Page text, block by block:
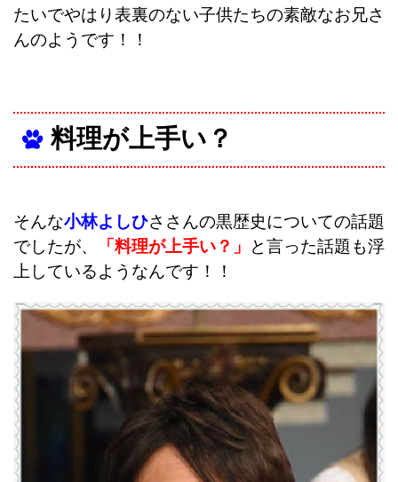
たいでやはり表裏のない子供たちの素敵なお兄さ
んのようです！！
料理が上手い？
そんな小林よしひささんの黒歴史についての話題
でしたが、
「料理が上手い？」
と言った話題も浮
上しているようなんです！！